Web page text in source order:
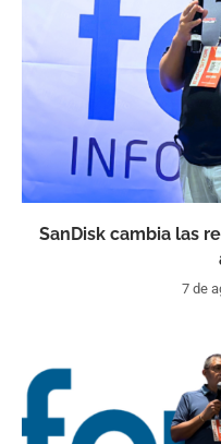
SanDisk cambia las
7 de